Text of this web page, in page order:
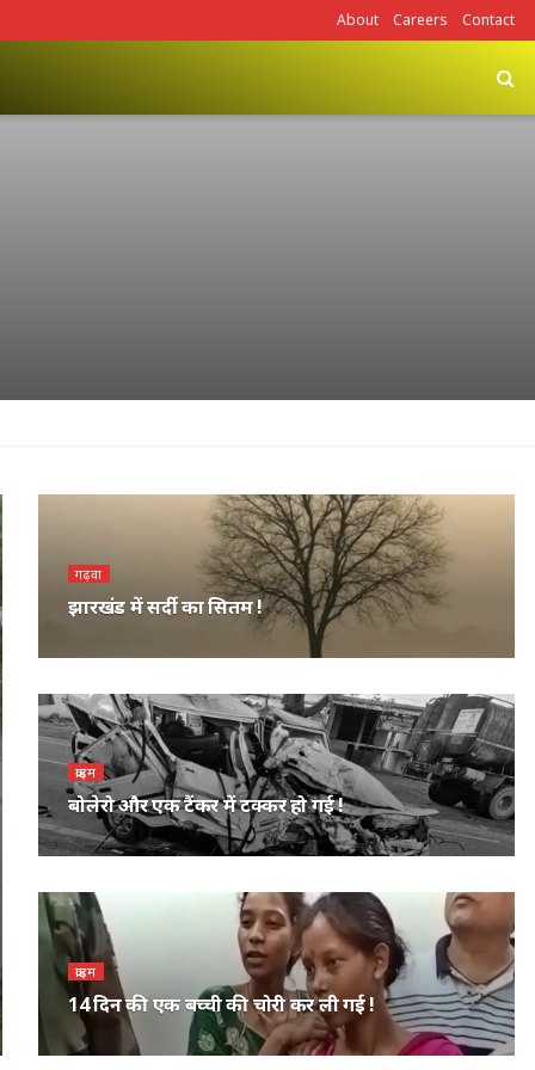
About Careers Contact
गढ़वा
झारखंड में सर्दी का सितम !
क्राइम
बोलेरो और एक टैंकर में टक्कर हो गई !
क्राइम
14 दिन की एक बच्ची की चोरी कर ली गई !